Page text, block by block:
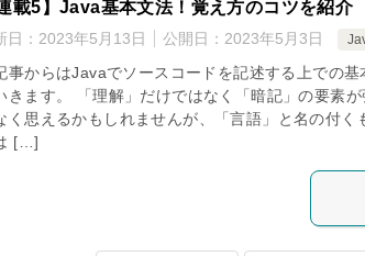
連載5】Java基本文法！覚え方のコツを紹介
日： 2023年5月13日 公開日： 2023年5月3日
事からはJavaでソースコードを記述する上での基
きます。 「理解」だけではなく「暗記」の要素
く思えるかもしれませんが、「言語」と名の付く
[…]